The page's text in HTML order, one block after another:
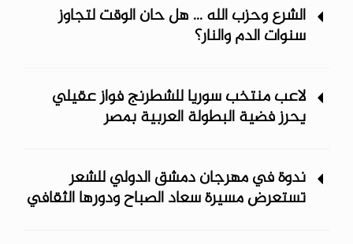
الشرع وحزب الله ... هل حان الوقت لتجاوز
سنوات الدم والنار؟
لاعب منتخب سوريا للشطرنج فواز عقيلي
يحرز فضية البطولة العربية بمصر
ندوة في مهرجان دمشق الدولي للشعر
تستعرض مسيرة سعاد الصباح ودورها الثقافي